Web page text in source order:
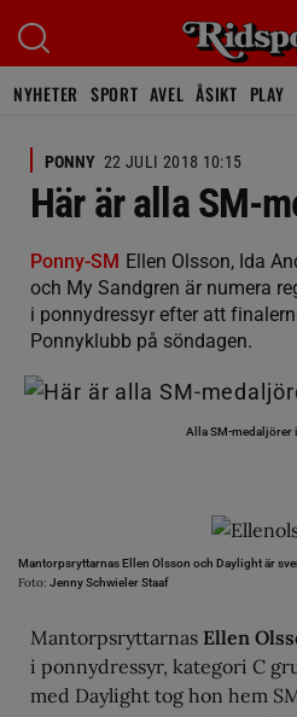
NYHETER SPORT AVEL ÅSIKT PLAY
PONNY 22 JULI 2018 10:15
Här är alla SM-
Ponny-SM Ellen Olsson, Ida
och My Sandgren är numera
i ponnydressyr efter att
Ponnyklubb på söndagen.
Alla SM-medaljörer
Mantorpsryttarnas Ellen Olsson och Daylight är
Foto: Jenny Schwieler Staaf
Mantorpsryttarnas Ellen
i ponnydressyr, kategori C
med Daylight tog hon hem